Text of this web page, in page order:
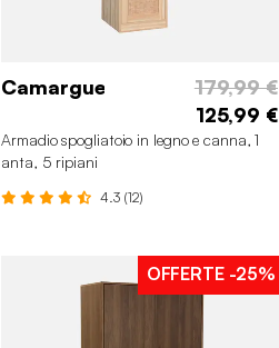
Camargue
179,99 €
125,99 €
Armadio spogliatoio in legno e canna, 1
anta, 5 ripiani
4.3 (12)
OFFERTE -25%